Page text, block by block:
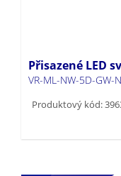
Přisazené LED
VR-ML-NW-5D-GW-
Produktový kód: